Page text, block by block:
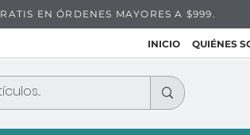
EN ÓRDENES MAYORES A $999.
INICIO QUIÉNES